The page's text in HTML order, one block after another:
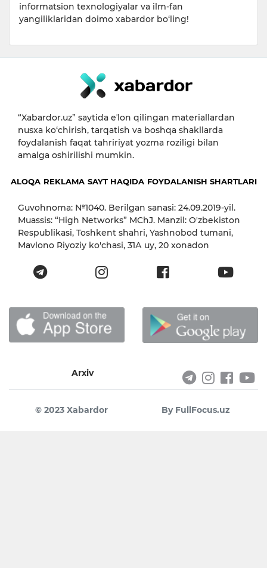
informatsion texnologiyalar va ilm-fan
yangiliklaridan doimo xabardor bo‘ling!
“Xabardor.uz” saytida eʼlon qilingan materiallardan
nusxa ko‘chirish, tarqatish va boshqa shakllarda
foydalanish faqat tahririyat yozma roziligi bilan
amalga oshirilishi mumkin.
ALOQA REKLAMA SAYT HAQIDA FOYDALANISH SHARTLARI
Guvohnoma: №1040. Berilgan sanasi: 24.09.2019-yil.
Muassis: “High Networks” MChJ. Manzil: O'zbekiston
Respublikasi, Toshkent shahri, Yashnobod tumani,
Mavlono Riyoziy ko'chasi, 31А uy, 20 xonadon
Arxiv
© 2023 Xabardor By FullFocus.uz